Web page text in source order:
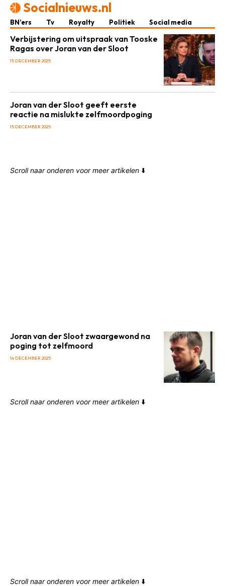
Socialnieuws.nl
BN’ers Tv Royalty Politiek Social media
Verbijstering om uitspraak van Tooske
Ragas over Joran van der Sloot
15 DECEMBER 2025
Joran van der Sloot geeft eerste
reactie na mislukte zelfmoordpoging
15 DECEMBER 2025
Scroll naar onderen voor meer artikelen ⬇️
Joran van der Sloot zwaargewond na
poging tot zelfmoord
14 DECEMBER 2025
Scroll naar onderen voor meer artikelen ⬇️
Scroll naar onderen voor meer artikelen ⬇️